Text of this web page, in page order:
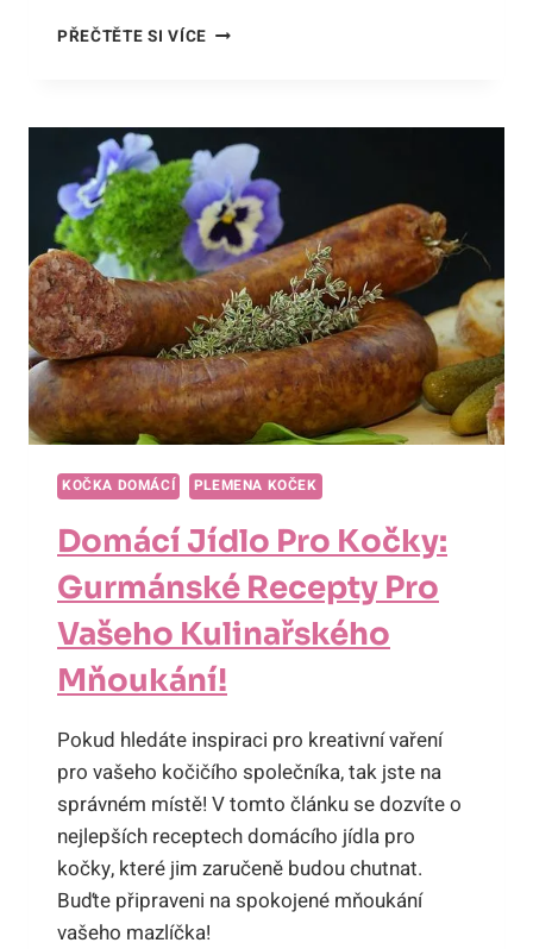
PŘEČTĚTE SI VÍCEKOLIK
KOČKA:
KLÍČOVÉ
INFORMACE
O
HMOTNOSTI
VAŠÍ
MŇOUKAJÍCÍ!
KOČKA DOMÁCÍ PLEMENA KOČEK
Domácí Jídlo Pro Kočky:
Gurmánské Recepty Pro
Vašeho Kulinařského
Mňoukání!
Pokud hledáte inspiraci pro kreativní vaření
pro vašeho kočičího společníka, tak jste na
správném místě! V tomto článku se dozvíte o
nejlepších receptech domácího jídla pro
kočky, které jim zaručeně budou chutnat.
Buďte připraveni na spokojené mňoukání
vašeho mazlíčka!